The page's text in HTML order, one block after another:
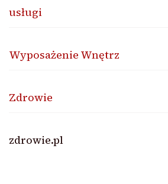
usługi
Wyposażenie Wnętrz
Zdrowie
zdrowie.pl